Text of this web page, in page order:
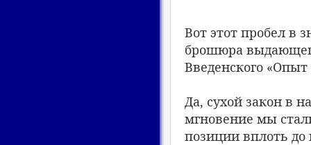
Вот этот пробел в
брошюра
Введенского
Да, сухой закон в
мгновение мы
позиции вплоть до